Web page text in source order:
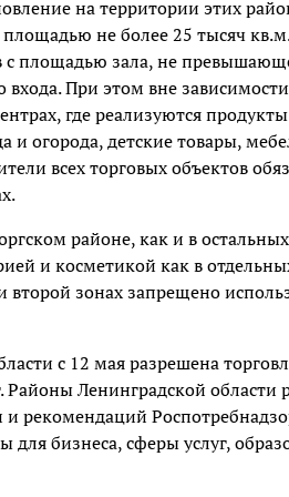
на территории этих
не более 25 тысяч
с площадью зала, не
входа. При этом вне
где реализуются
и огорода, детские товары,
всех торговых объектов
районе, как и в
и косметикой как в
второй зонах запрещено
с 12 мая разрешена
Районы Ленинградской
рекомендаций
для бизнеса, сферы услуг,